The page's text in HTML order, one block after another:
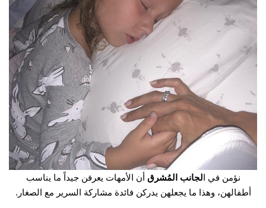
نؤمن في الجانب المُشرق أن الأمهات يعرفن جيداً ما يناسب
أطفالهن، وهذا ما يجعلهن يدركن فائدة مشاركة السرير مع الصغار.